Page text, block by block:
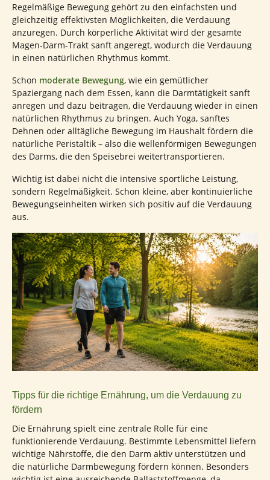
Regelmäßige Bewegung gehört zu den einfachsten und
gleichzeitig effektivsten Möglichkeiten, die Verdauung
anzuregen. Durch körperliche Aktivität wird der gesamte
Magen-Darm-Trakt sanft angeregt, wodurch die Verdauung
in einen natürlichen Rhythmus kommt.
Schon moderate Bewegung, wie ein gemütlicher
Spaziergang nach dem Essen, kann die Darmtätigkeit sanft
anregen und dazu beitragen, die Verdauung wieder in einen
natürlichen Rhythmus zu bringen. Auch Yoga, sanftes
Dehnen oder alltägliche Bewegung im Haushalt fördern die
natürliche Peristaltik – also die wellenförmigen Bewegungen
des Darms, die den Speisebrei weitertransportieren.
Wichtig ist dabei nicht die intensive sportliche Leistung,
sondern Regelmäßigkeit. Schon kleine, aber kontinuierliche
Bewegungseinheiten wirken sich positiv auf die Verdauung
aus.
Tipps für die richtige Ernährung, um die Verdauung zu
fördern
Die Ernährung spielt eine zentrale Rolle für eine
funktionierende Verdauung. Bestimmte Lebensmittel liefern
wichtige Nährstoffe, die den Darm aktiv unterstützen und
die natürliche Darmbewegung fördern können. Besonders